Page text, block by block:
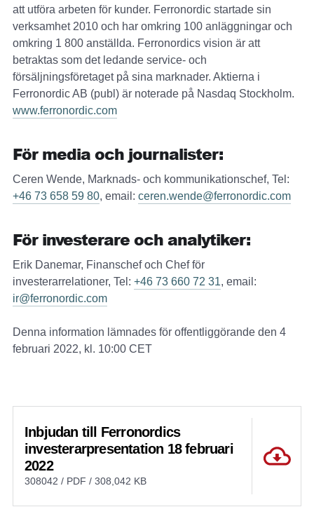
att utföra arbeten för kunder. Ferronordic startade sin
verksamhet 2010 och har omkring 100 anläggningar och
omkring 1 800 anställda. Ferronordics vision är att
betraktas som det ledande service- och
försäljningsföretaget på sina marknader. Aktierna i
Ferronordic AB (publ) är noterade på Nasdaq Stockholm.
www.ferronordic.com
För media och journalister:
Ceren Wende, Marknads- och kommunikationschef, Tel:
+46 73 658 59 80, email: ceren.wende@ferronordic.com
För investerare och analytiker:
Erik Danemar, Finanschef och Chef för
investerarrelationer, Tel: +46 73 660 72 31, email:
ir@ferronordic.com
Denna information lämnades för offentliggörande den 4
februari 2022, kl. 10:00 CET
Inbjudan till Ferronordics
investerarpresentation 18 februari
2022
308042 / PDF / 308,042 KB